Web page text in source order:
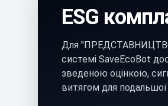
ESG
Для
системі SaveEcoBot
зведеною оцінкою,
витягом для подальшої